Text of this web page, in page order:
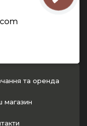
та оренда
магазин